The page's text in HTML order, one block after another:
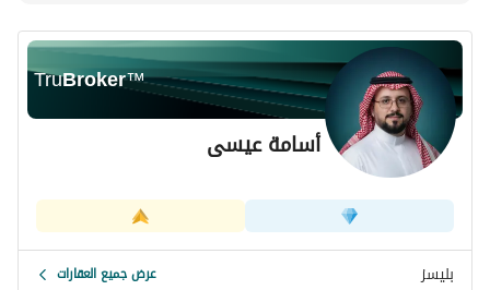
TruBroker™
أسامة عيسى
بليسز عرض جميع العقارات